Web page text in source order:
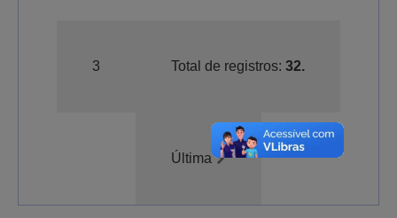
3 Total de registros: 32.
Última